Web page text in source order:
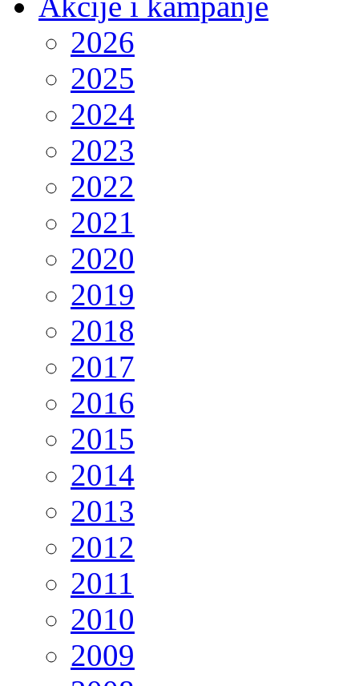
2026
2025
2024
2023
2022
2021
2020
2019
2018
2017
2016
2015
2014
2013
2012
2011
2010
2009